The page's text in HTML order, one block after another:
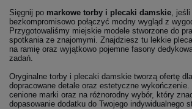
Sięgnij po markowe torby i plecaki damskie ,
bezkompromisowo połączyć modny wygląd z
Przygotowaliśmy miejskie modele stworzone do
spotkania ze znajomymi. Znajdziesz tu lekkie
na ramię oraz wyjątkowo pojemne fasony
zadań.
Oryginalne torby i plecaki damskie tworzą ofertę
dopracowane detale oraz estetyczne wykończenie.
cenione marki oraz na różnorodny wybór, który
dopasowanie dodatku do Twojego indywidualnego